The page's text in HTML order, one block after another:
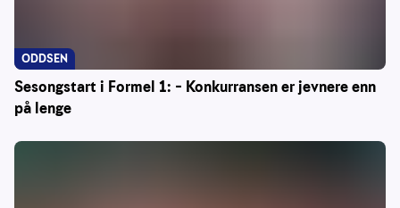
Sesongstart i Formel 1: – Konkurransen er jevnere enn
på lenge
ODDSEN